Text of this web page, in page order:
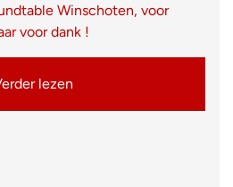
Winschoten, voor
voor dank !
lezen